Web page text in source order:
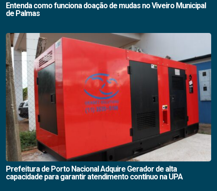
Entenda como funciona doação de mudas no Viveiro Municipal
de Palmas
Prefeitura de Porto Nacional Adquire Gerador de alta
capacidade para garantir atendimento contínuo na UPA